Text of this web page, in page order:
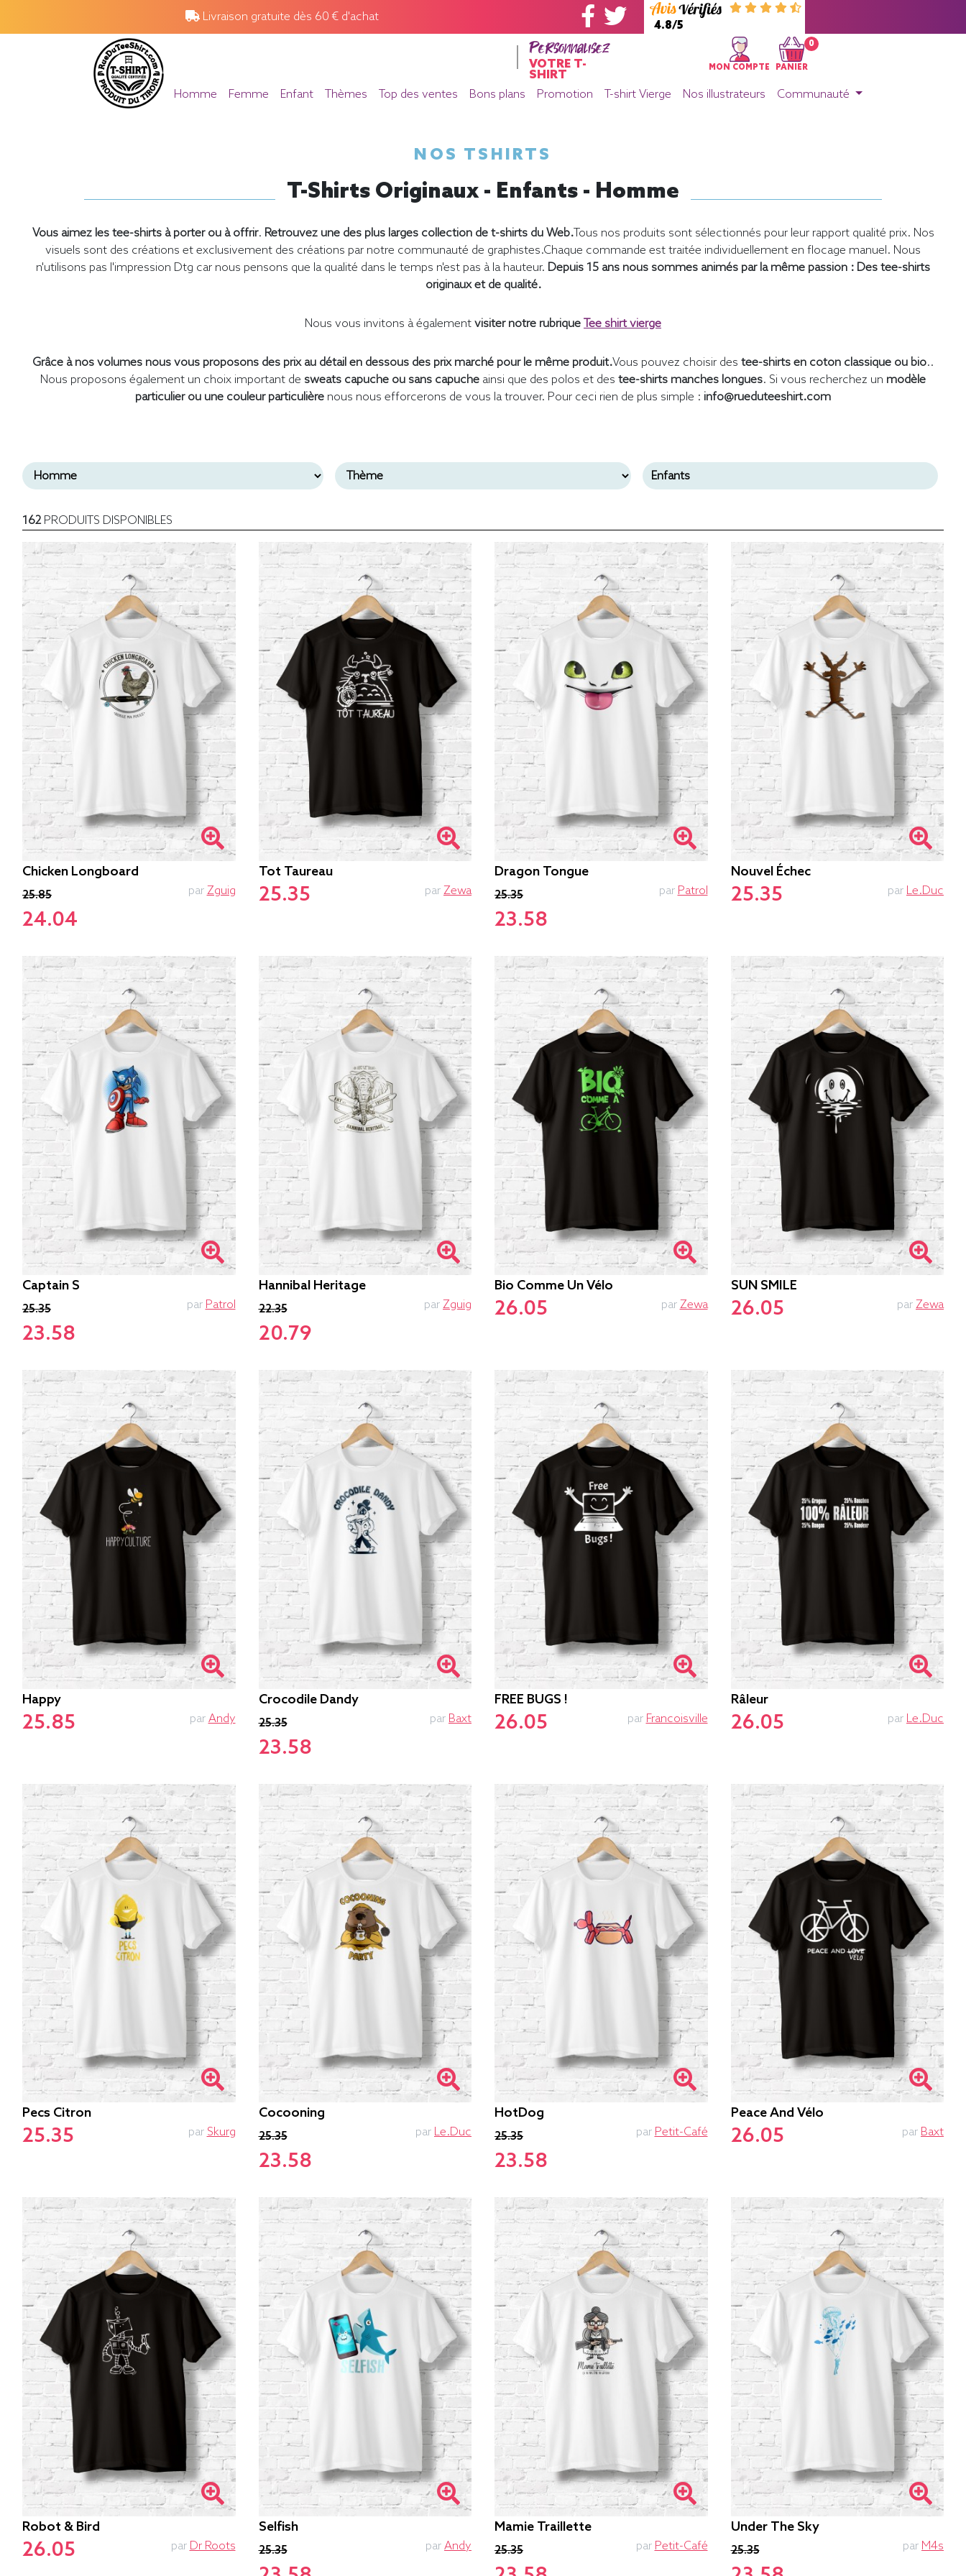
Livraison gratuite dès 60 € d'achat
4.8/5
Personnalisez
VOTRE T-
SHIRT
MON COMPTE
0
PANIER
Homme Femme Enfant Thèmes Top des ventes Bons plans Promotion T-shirt Vierge Nos illustrateurs Communauté
NOS TSHIRTS
T-Shirts Originaux - Enfants - Homme
Vous aimez les tee-shirts à porter ou à offrir. Retrouvez une des plus larges collection de t-shirts du Web.Tous nos produits sont sélectionnés pour leur rapport qualité prix. Nos
visuels sont des créations et exclusivement des créations par notre communauté de graphistes.Chaque commande est traitée individuellement en flocage manuel. Nous
n'utilisons pas l'impression Dtg car nous pensons que la qualité dans le temps n'est pas à la hauteur. Depuis 15 ans nous sommes animés par la même passion : Des tee-shirts
originaux et de qualité.
Nous vous invitons à également visiter notre rubrique Tee shirt vierge
Grâce à nos volumes nous vous proposons des prix au détail en dessous des prix marché pour le même produit.Vous pouvez choisir des tee-shirts en coton classique ou bio..
Nous proposons également un choix important de sweats capuche ou sans capuche ainsi que des polos et des tee-shirts manches longues. Si vous recherchez un modèle
particulier ou une couleur particulière nous nous efforcerons de vous la trouver. Pour ceci rien de plus simple : info@rueduteeshirt.com
162PRODUITS DISPONIBLES
Chicken Longboard
25.85
24.04
par Zguig
Tot Taureau
25.35 par Zewa
Dragon Tongue
25.35
23.58
par Patrol
Nouvel Échec
25.35 par Le.duc
Captain S
25.35
23.58
par Patrol
Hannibal Heritage
22.35
20.79
par Zguig
Bio Comme Un Vélo
26.05 par Zewa
SUN SMILE
26.05 par Zewa
Happy
25.85 par Andy
Crocodile Dandy
25.35
23.58
par Baxt
FREE BUGS !
26.05 par Francoisville
Râleur
26.05 par Le.duc
Pecs Citron
25.35 par Skurg
Cocooning
25.35
23.58
par Le.duc
HotDog
25.35
23.58
par Petit-Café
Peace And Vélo
26.05 par Baxt
Robot & Bird
26.05 par Dr Roots
Selfish
25.35 par Andy
Mamie Traillette
25.35 par Petit-Café
Under The Sky
25.35 par M4s